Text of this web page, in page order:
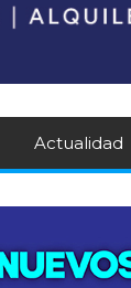
Actualidad